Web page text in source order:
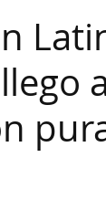
femenil